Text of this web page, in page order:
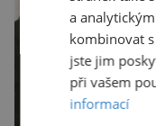
a
kombinovat
jste jim
při vašem
informací